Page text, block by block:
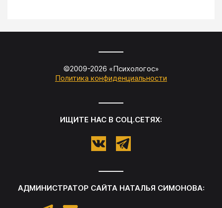
©2009-2026 «Психологос»
Политика конфиденциальности
ИЩИТЕ НАС В СОЦ.СЕТЯХ:
АДМИНИСТРАТОР САЙТА НАТАЛЬЯ СИМОНОВА: